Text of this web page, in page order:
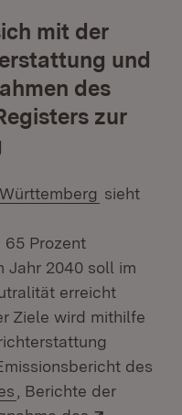
mit der
und
des
zur
(Öffnet in
sieht
65 Prozent
Jahr 2040 soll im
erreicht
Ziele wird mithilfe
des
(Öffnet in neuem
, Berichte der